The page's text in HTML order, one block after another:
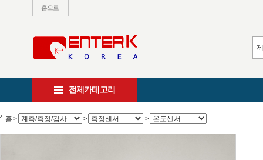
홈으로
전체카테고리
홈> > >